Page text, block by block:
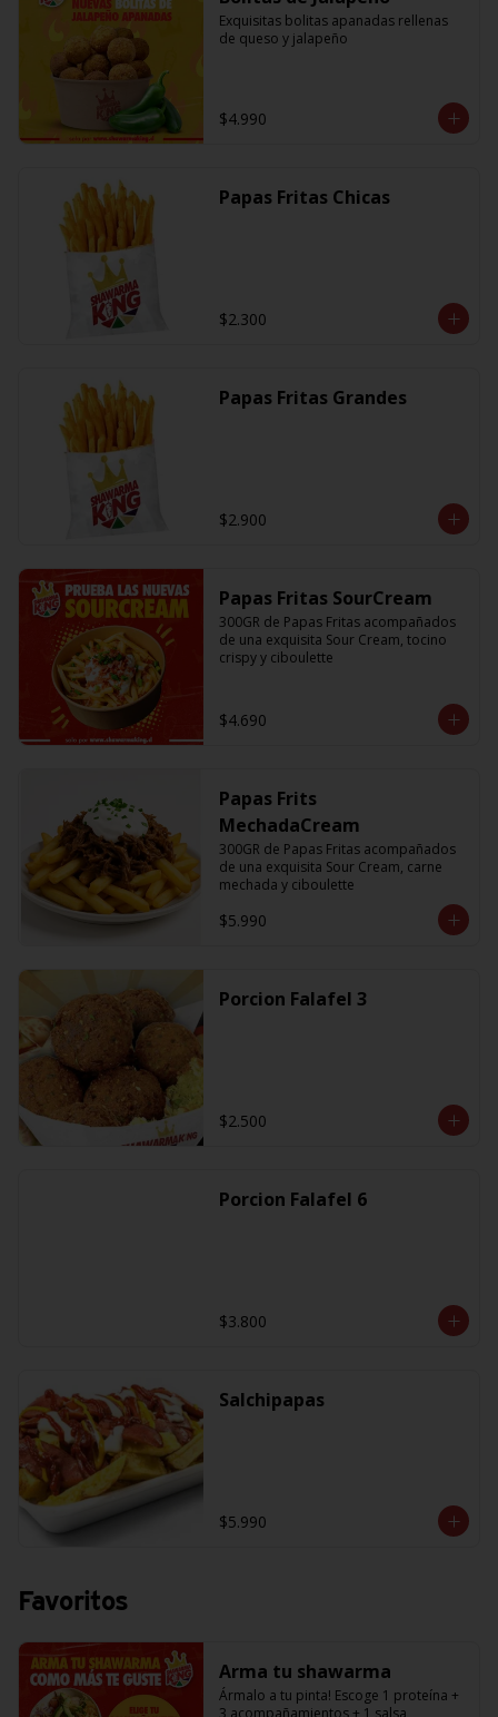
Exquisitas bolitas apanadas rellenas
de queso y jalapeño
$4.990
Papas Fritas Chicas
$2.300
Papas Fritas Grandes
$2.900
Papas Fritas SourCream
300GR de Papas Fritas acompañados
de una exquisita Sour Cream, tocino
crispy y ciboulette
$4.690
Papas Frits
MechadaCream
300GR de Papas Fritas acompañados
de una exquisita Sour Cream, carne
mechada y ciboulette
$5.990
Porcion Falafel 3
$2.500
Porcion Falafel 6
$3.800
Salchipapas
$5.990
Favoritos
Arma tu shawarma
Ármalo a tu pinta! Escoge 1 proteína +
3 acompañamientos + 1 salsa